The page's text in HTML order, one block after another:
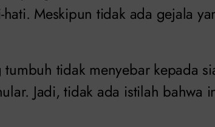
hati. Meskipun tidak ada gejala
tidak menyebar kepada
Jadi, tidak ada istilah bahwa